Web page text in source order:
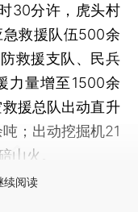
30分许，虎头村
救援队伍500余
救援支队、民兵
力量增至1500余
援总队出动直升
；出动挖掘机21
山火。
续阅读